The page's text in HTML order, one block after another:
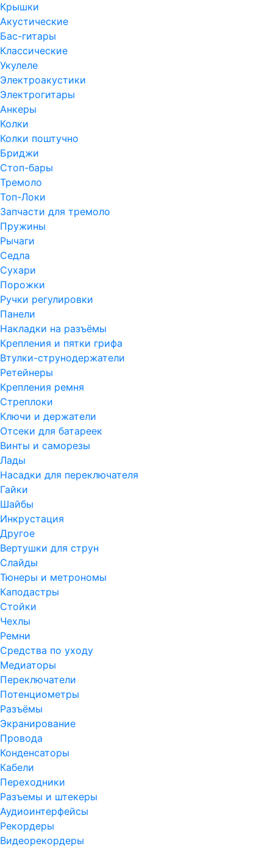
Крышки
Акустические
Бас-гитары
Классические
Укулеле
Электроакустики
Электрогитары
Анкеры
Колки
Колки поштучно
Бриджи
Стоп-бары
Тремоло
Топ-Локи
Запчасти для тремоло
Пружины
Рычаги
Седла
Сухари
Порожки
Ручки регулировки
Панели
Накладки на разъёмы
Крепления и пятки грифа
Втулки-струнодержатели
Ретейнеры
Крепления ремня
Стреплоки
Ключи и держатели
Отсеки для батареек
Винты и саморезы
Лады
Насадки для переключателя
Гайки
Шайбы
Инкрустация
Другое
Вертушки для струн
Слайды
Тюнеры и метрономы
Каподастры
Стойки
Чехлы
Ремни
Средства по уходу
Медиаторы
Переключатели
Потенциометры
Разъёмы
Экранирование
Провода
Конденсаторы
Кабели
Переходники
Разъемы и штекеры
Аудиоинтерфейсы
Рекордеры
Видеорекордеры